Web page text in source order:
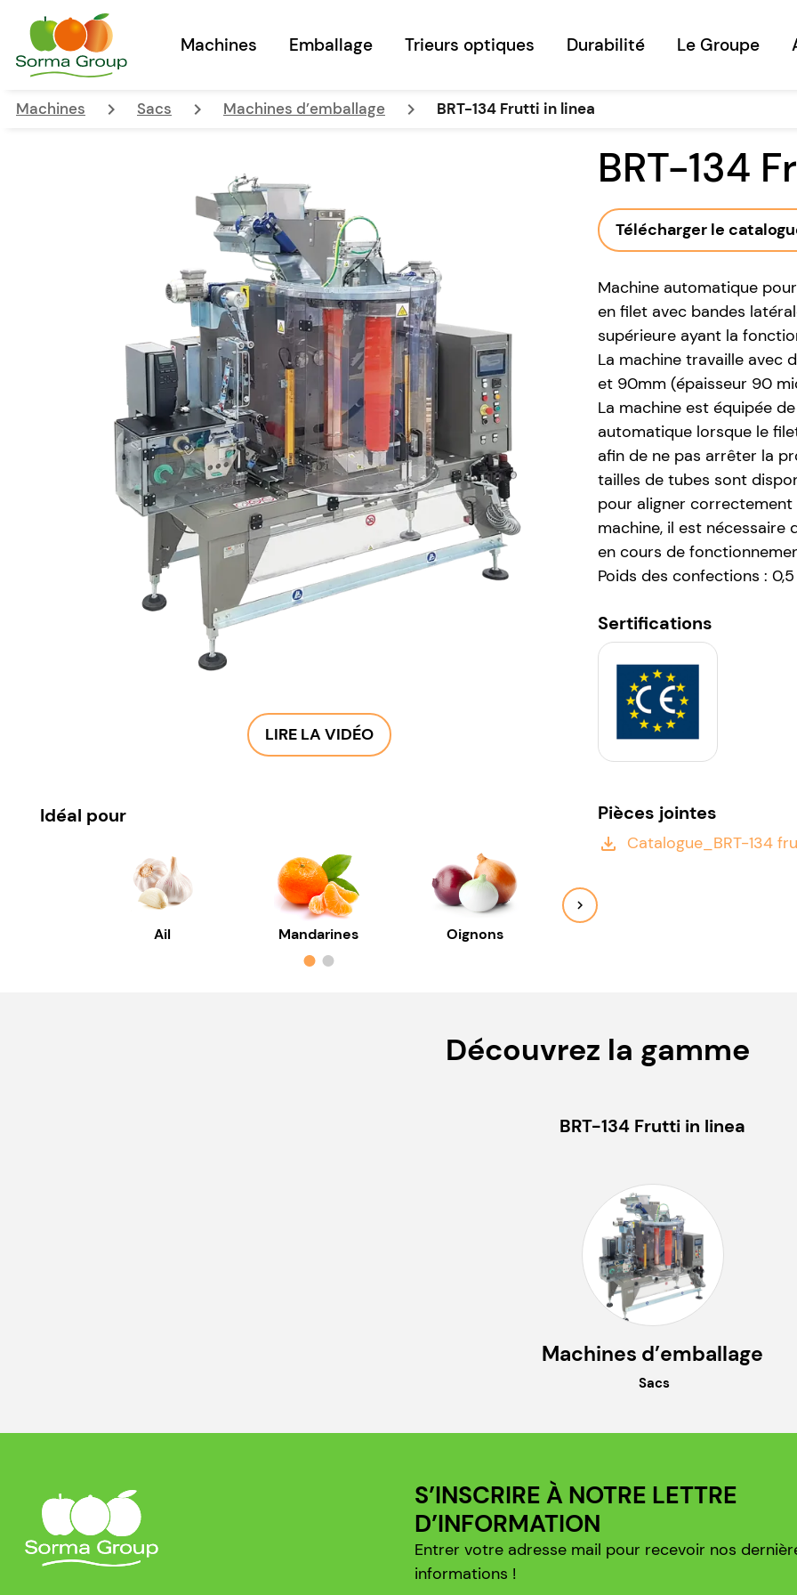
Machines Emballage Trieurs optiques Durabilité Le Groupe
Machines keyboard_arrow_right Sacs keyboard_arrow_right Machines d’emballage keyboard_arrow_right BRT-134 Frutti in linea
LIRE LA VIDÉO
Idéal pour
Ail Mandarines Oignons
BRT-134
Télécharger le
Machine automatique
en filet avec bandes
supérieure ayant la
La machine travaille avec
et 90mm (épaisseur 90
La machine est équipée
automatique lorsque le
afin de ne pas arrêter la
tailles de tubes sont
pour aligner
machine, il est nécessaire
en cours de
Poids des confections : 0,5
Sertifications
Pièces jointes
file_download Catalogue_BRT-134
Découvrez la gamme
BRT-134 Frutti in linea
Machines d’emballage
Sacs
S’INSCRIRE À NOTRE LETTRE
D’INFORMATION
Entrer votre adresse mail pour recevoir nos
informations !